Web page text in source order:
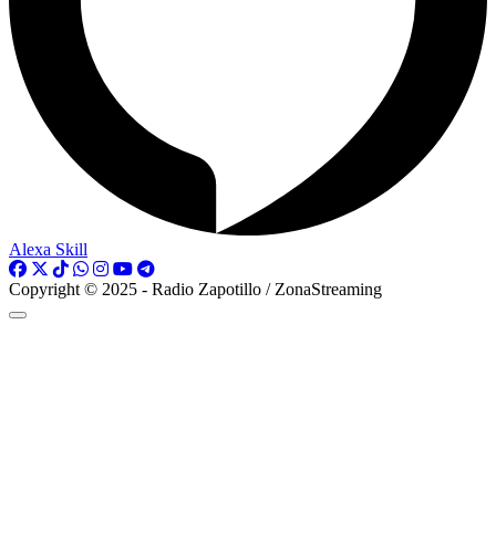
Alexa Skill
Copyright © 2025 - Radio Zapotillo / ZonaStreaming